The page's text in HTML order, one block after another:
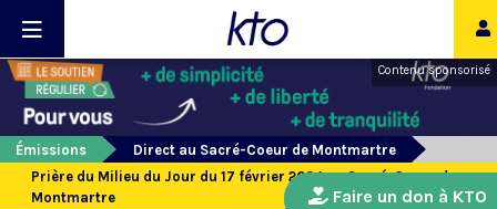
Contenu sponsorisé
Émissions
Direct au Sacré-Coeur de Montmartre
Prière du Milieu du Jour du 17 février 2024 au Sacré-Coeur de
Montmartre
Faire un don à KTO